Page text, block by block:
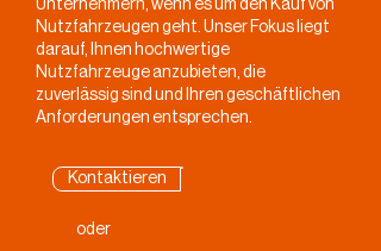
Unternehmern, wenn es um den Kauf von
Nutzfahrzeugen geht. Unser Fokus liegt
darauf, Ihnen hochwertige
Nutzfahrzeuge anzubieten, die
zuverlässig sind und Ihren geschäftlichen
Anforderungen entsprechen.
Kontaktieren
oder